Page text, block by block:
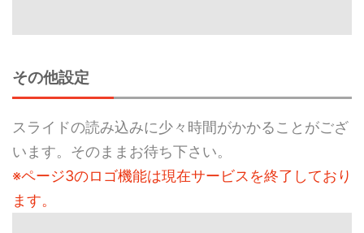
その他設定
スライドの読み込みに少々時間がかかることがござ
います。そのままお待ち下さい。
※ページ3のロゴ機能は現在サービスを終了しており
ます。